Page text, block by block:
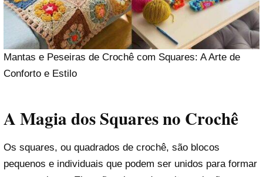
Mantas e Peseiras de Crochê com Squares: A Arte de
Conforto e Estilo
A Magia dos Squares no Crochê
Os squares, ou quadrados de crochê, são blocos
pequenos e individuais que podem ser unidos para formar